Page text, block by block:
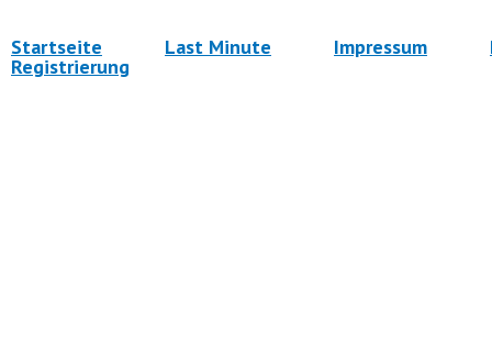
Startseite Last Minute Impressum
Registrierung